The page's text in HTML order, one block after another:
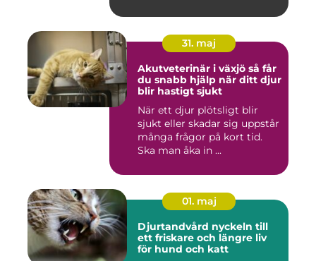
31. maj
Akutveterinär i växjö så får
du snabb hjälp när ditt djur
blir hastigt sjukt
När ett djur plötsligt blir
sjukt eller skadar sig uppstår
många frågor på kort tid.
Ska man åka in ...
01. maj
Djurtandvård nyckeln till
ett friskare och längre liv
för hund och katt